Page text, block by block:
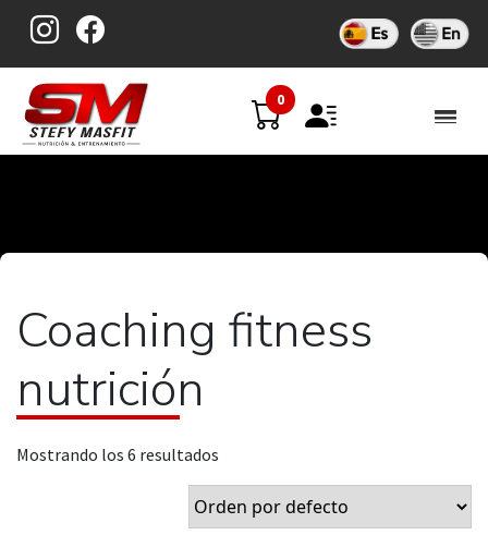
content
0
Coaching fitness
nutrición
Mostrando los 6 resultados